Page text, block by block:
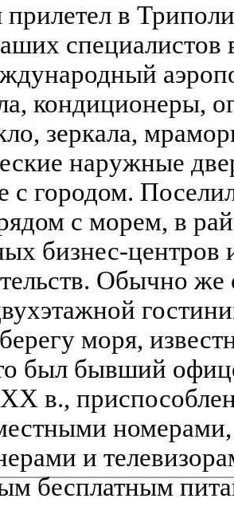
в
специалистов
кондиционеры,
зеркала,
наружные
с городом.
с морем, в
бизнес-центров
Обычно же
моря,
был бывший
в.,
номерами,
и
бесплатным